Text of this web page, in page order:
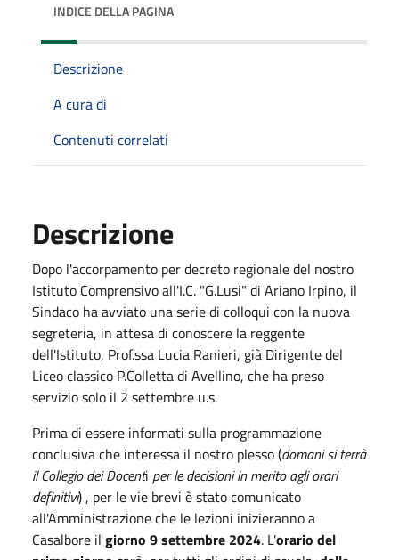
INDICE DELLA PAGINA
Descrizione
A cura di
Contenuti correlati
Descrizione
Dopo l'accorpamento per decreto regionale del nostro
Istituto Comprensivo all'I.C. "G.Lusi" di Ariano Irpino, il
Sindaco ha avviato una serie di colloqui con la nuova
segreteria, in attesa di conoscere la reggente
dell'Istituto, Prof.ssa Lucia Ranieri, già Dirigente del
Liceo classico P.Colletta di Avellino, che ha preso
servizio solo il 2 settembre u.s.
Prima di essere informati sulla programmazione
conclusiva che interessa il nostro plesso (domani si terrà
il Collegio dei Docenti per le decisioni in merito agli orari
definitivi) , per le vie brevi è stato comunicato
all'Amministrazione che le lezioni inizieranno a
Casalbore il giorno 9 settembre 2024. L'orario del